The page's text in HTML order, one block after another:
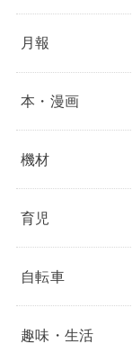
月報
本・漫画
機材
育児
自転車
趣味・生活